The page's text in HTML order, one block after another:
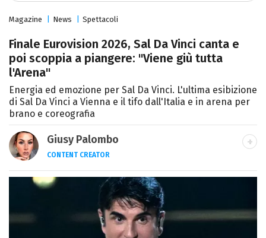
Magazine News Spettacoli
Finale Eurovision 2026, Sal Da Vinci canta e
poi scoppia a piangere: "Viene giù tutta
l'Arena"
Energia ed emozione per Sal Da Vinci. L'ultima esibizione
di Sal Da Vinci a Vienna e il tifo dall'Italia e in arena per
brano e coreografia
Giusy Palombo
CONTENT CREATOR
LINKEDIN
INSTAGRAM ALTRI SITI
Giornalista e content creator. Racconto
cultura pop e spettacolo tra articoli e
video, con uno stile diretto e autoriale.